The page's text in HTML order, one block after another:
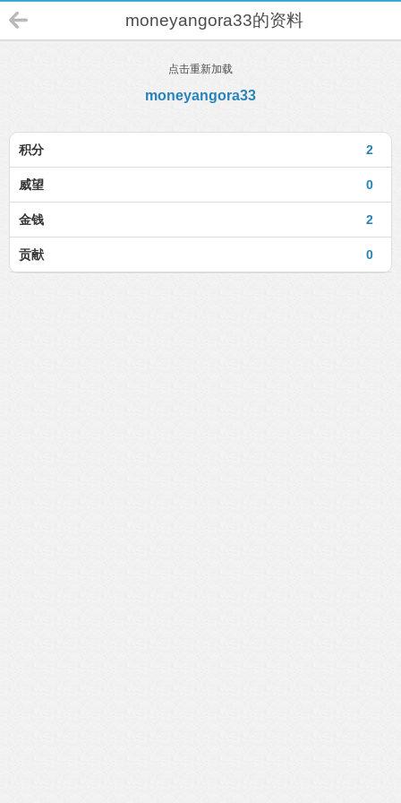
moneyangora33的资料
点击重新加载
moneyangora33
2
积分
0
威望
2
金钱
0
贡献